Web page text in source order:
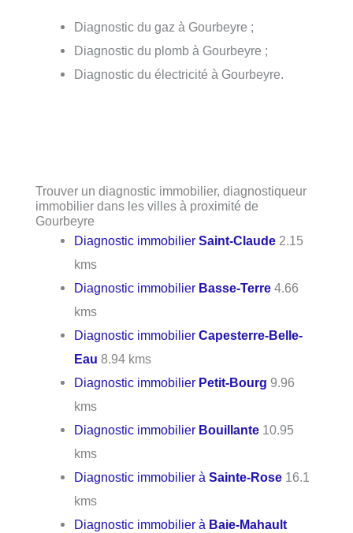
Diagnostic du gaz à Gourbeyre ;
Diagnostic du plomb à Gourbeyre ;
Diagnostic du électricité à Gourbeyre.
Trouver un diagnostic immobilier, diagnostiqueur
immobilier dans les villes à proximité de
Gourbeyre
Diagnostic immobilierSaint-Claude 2.15
kms
Diagnostic immobilier Basse-Terre 4.66
kms
Diagnostic immobilierCapesterre-Belle-
Eau 8.94 kms
Diagnostic immobilier Petit-Bourg 9.96
kms
Diagnostic immobilier Bouillante 10.95
kms
Diagnostic immobilier àSainte-Rose 16.1
kms
Diagnostic immobilier à Baie-Mahault